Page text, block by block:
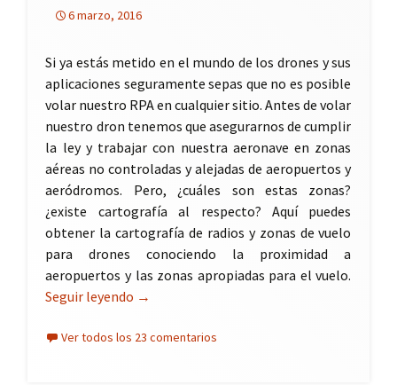
6 marzo, 2016
Si ya estás metido en el mundo de los drones y sus
aplicaciones seguramente sepas que no es posible
volar nuestro RPA en cualquier sitio. Antes de volar
nuestro dron tenemos que asegurarnos de cumplir
la ley y trabajar con nuestra aeronave en zonas
aéreas no controladas y alejadas de aeropuertos y
aeródromos. Pero, ¿cuáles son estas zonas?
¿existe cartografía al respecto? Aquí puedes
obtener la cartografía de radios y zonas de vuelo
para drones conociendo la proximidad a
aeropuertos y las zonas apropiadas para el vuelo.
Seguir leyendo Radios y zonas de vuelo para drones
→
Ver todos los 23 comentarios